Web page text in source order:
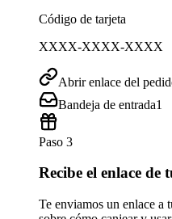
Código de tarjeta
XXXX-XXXX-XXXX
Abrir enlace del
Bandeja de entrada1
Paso 3
Recibe el enlace de
Te enviamos un enlace a